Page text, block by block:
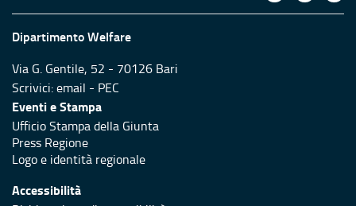
Dipartimento Welfare
Via G. Gentile, 52 - 70126 Bari
Scrivici:email - PEC
Eventi e Stampa
Ufficio Stampa della Giunta
Press Regione
Logo e identità regionale
Accessibilità